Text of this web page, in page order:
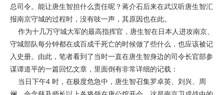
总司令。能让唐生智担什么责任呢？蒋介石后来在武汉听唐生智汇
报南京守城的过程时，没有吱一声，其原因也在此。
作为十几万守城大军的最高指挥官，唐生智在日本人进攻南京、
守城部队每分钟都在成百成千死亡的时候做了些什么，也应该被记
入史册。由此，笔者看到了当时一直在唐生智身边的司令长官部参
谋谭道平的一篇回忆文章，里面倒有非常详细的记载：
当日下午4 时，在极度危急中，唐生智召集罗卓英、刘兴、周